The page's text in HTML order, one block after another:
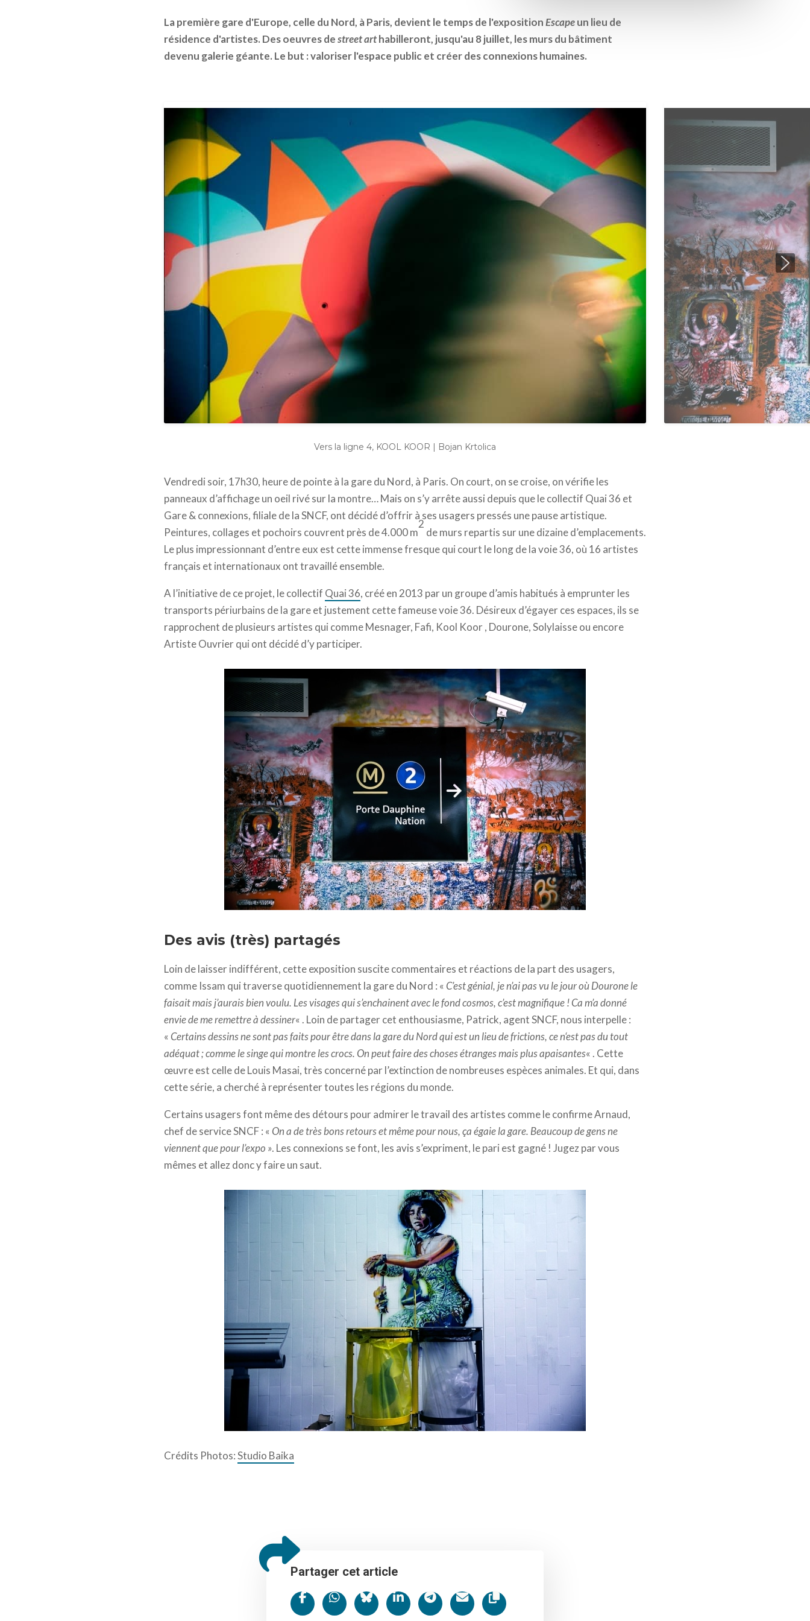
La première gare d'Europe, celle du Nord, à Paris, devient le temps de l'expositionEscapeun lieu de
résidence d'artistes. Des oeuvres destreet arthabilleront, jusqu'au 8 juillet, les murs du bâtiment
devenu galerie géante. Le but : valoriser l'espace public et créer des connexions humaines.
Vers la ligne 4, KOOL KOOR | Bojan Krtolica
Vendredi soir, 17h30, heure de pointe à la gare du Nord, à Paris. On court, on se croise, on vérifie les
panneaux d’affichage un oeil rivé sur la montre… Mais on s’y arrête aussi depuis que le collectif Quai 36 et
Gare & connexions, filiale de la SNCF, ont décidé d’offrir à ses usagers pressés une pause artistique.
Peintures, collages et pochoirs couvrent près de 4.000 m
2
de murs repartis sur une dizaine d’emplacements.
Le plus impressionnant d’entre eux est cette immense fresque qui court le long de la voie 36, où 16 artistes
français et internationaux ont travaillé ensemble.
A l’initiative de ce projet, le collectif Quai 36, créé en 2013 par un groupe d’amis habitués à emprunter les
transports périurbains de la gare et justement cette fameuse voie 36. Désireux d’égayer ces espaces, ils se
rapprochent de plusieurs artistes qui comme Mesnager, Fafi, Kool Koor , Dourone, Solylaisse ou encore
Artiste Ouvrier qui ont décidé d’y participer.
Des avis (très) partagés
Loin de laisser indifférent, cette exposition suscite commentaires et réactions de la part des usagers,
comme Issam qui traverse quotidiennement la gare du Nord : « C’est génial, je n’ai pas vu le jour où Dourone le
faisait mais j’aurais bien voulu. Les visages qui s’enchainent avec le fond cosmos, c’est magnifique ! Ca m’a donné
envie de me remettre à dessiner« . Loin de partager cet enthousiasme, Patrick, agent SNCF, nous interpelle :
« Certains dessins ne sont pas faits pour être dans la gare du Nord qui est un lieu de frictions, ce n‘est pas du tout
adéquat ; comme le singe qui montre les crocs. On peut faire des choses étranges mais plus apaisantes« . Cette
œuvre est celle de Louis Masai, très concerné par l’extinction de nombreuses espèces animales. Et qui, dans
cette série, a cherché à représenter toutes les régions du monde.
Certains usagers font même des détours pour admirer le travail des artistes comme le confirme Arnaud,
chef de service SNCF : « On a de très bons retours et même pour nous, ça égaie la gare. Beaucoup de gens ne
viennent que pour l’expo ». Les connexions se font, les avis s’expriment, le pari est gagné ! Jugez par vous
mêmes et allez donc y faire un saut.
Crédits Photos:Studio Baika
Partager cet article